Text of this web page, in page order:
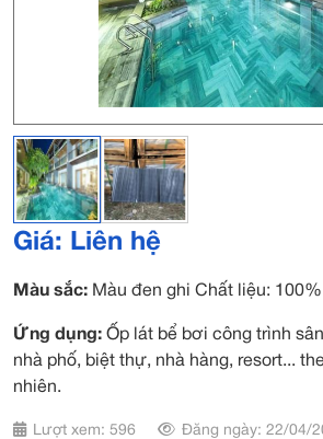
Giá: Liên hệ
Màu sắc: Màu đen ghi Chất liệu:
Ứng dụng: Ốp lát bể bơi công trình
nhà phố, biệt thự, nhà hàng, resort...
nhiên.
Lượt xem: 596 Đăng ngày: 22/04/